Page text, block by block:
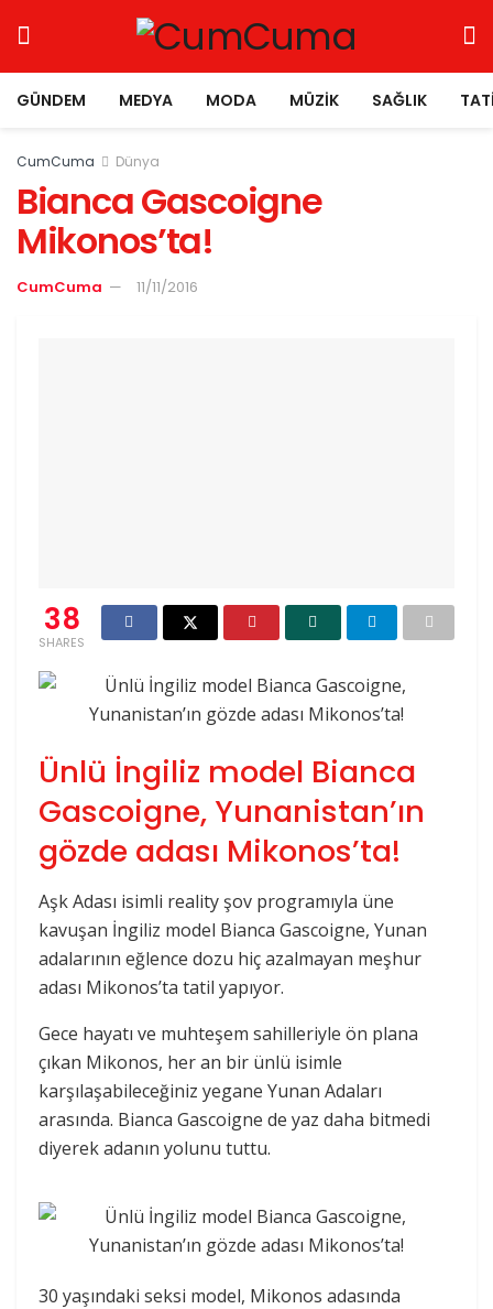
GÜNDEM MEDYA MODA MÜZIK SAĞLIK
CumCuma Dünya
Bianca Gascoigne
Mikonos’ta!
CumCuma 11/11/2016
38
SHARES
Ünlü İngiliz model Bianca
Gascoigne, Yunanistan’ın
gözde adası Mikonos’ta!
Aşk Adası isimli reality şov programıyla üne
kavuşan İngiliz model Bianca Gascoigne, Yunan
adalarının eğlence dozu hiç azalmayan meşhur
adası Mikonos’ta tatil yapıyor.
Gece hayatı ve muhteşem sahilleriyle ön plana
çıkan Mikonos, her an bir ünlü isimle
karşılaşabileceğiniz yegane Yunan Adaları
arasında. Bianca Gascoigne de yaz daha bitmedi
diyerek adanın yolunu tuttu.
30 yaşındaki seksi model, Mikonos adasında